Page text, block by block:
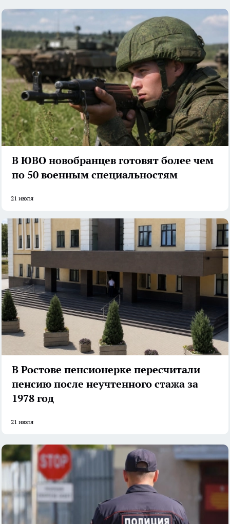
В ЮВО новобранцев готовят более чем
по 50 военным специальностям
21 июля
В Ростове пенсионерке пересчитали
пенсию после неучтенного стажа за
1978 год
21 июля